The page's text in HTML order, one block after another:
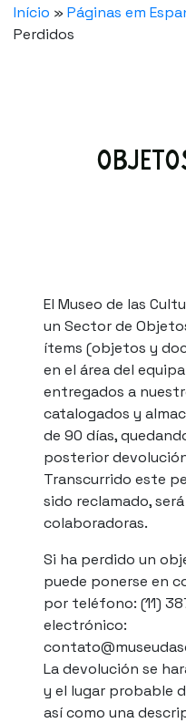
Início » Páginas em
Perdidos
El Museo de las
un Sector de
ítems (objetos y
en el área del
entregados a
catalogados y
de 90 días,
posterior
Transcurrido este
sido reclamado,
colaboradoras.
Si ha perdido un
puede ponerse en
por teléfono: (11)
electrónico:
La devolución se
y el lugar probable
así como una